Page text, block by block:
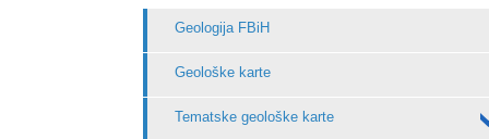
Geologija FBiH
Geološke karte
Tematske geološke karte